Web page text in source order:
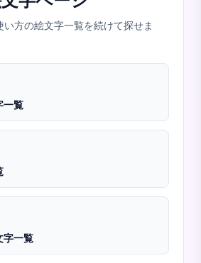
い方の絵文字一覧を続けて探せま
一覧
字一覧